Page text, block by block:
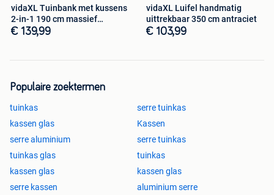
vidaXL Tuinbank met kussens
2-in-1 190 cm massief
acaciahout
€ 139,99
vidaXL Luifel handmatig
uittrekbaar 350 cm antraciet
€ 103,99
Populaire zoektermen
tuinkas
serre tuinkas
kassen glas
Kassen
serre aluminium
serre tuinkas
tuinkas glas
tuinkas
kassen glas
kassen glas
serre kassen
aluminium serre